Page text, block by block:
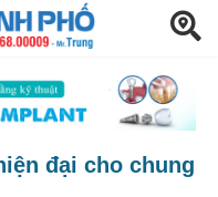
đại cho chung